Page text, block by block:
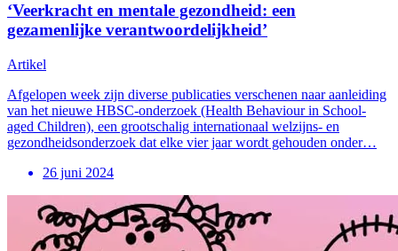
‘Veerkracht en mentale gezondheid: een
gezamenlijke verantwoordelijkheid’
Artikel
Afgelopen week zijn diverse publicaties verschenen naar aanleiding
van het nieuwe HBSC-onderzoek (Health Behaviour in School-
aged Children), een grootschalig internationaal welzijns- en
gezondheidsonderzoek dat elke vier jaar wordt gehouden onder…
26 juni 2024